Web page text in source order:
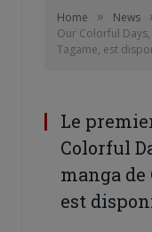
Home » News
Our Colorful
Tagame, est
Le
Colorful
manga de
est